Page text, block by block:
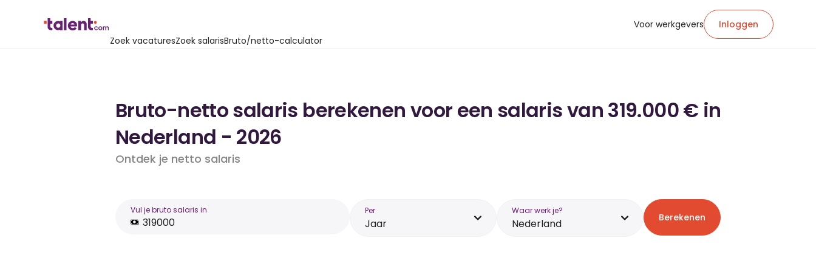
Zoek vacaturesZoek salarisBruto/netto-calculator
Voor werkgevers Inloggen
Bruto-netto salaris berekenen voor een salaris van 319.000 € in
Nederland - 2026
Ontdek je netto salaris
Vul je bruto salaris in Per
Jaar
Waar werk je?
Nederland Berekenen